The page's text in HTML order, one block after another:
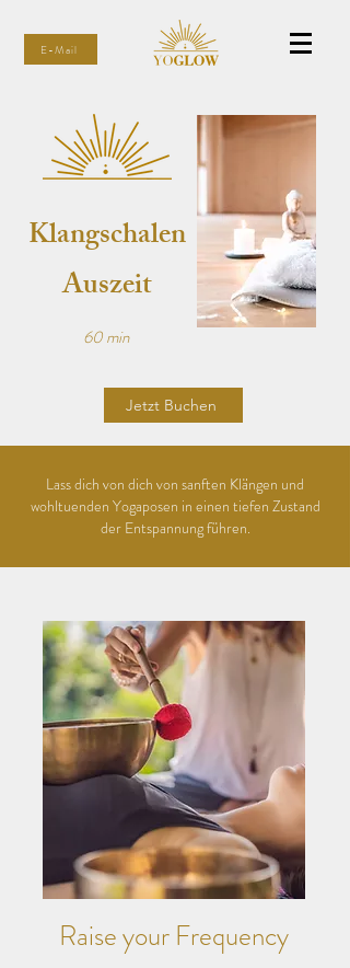
E-Mail
Klangschalen
Auszeit
60 min
Jetzt Buchen
Lass dich von dich von sanften Klängen und
wohltuenden Yogaposen in einen tiefen Zustand
der Entspannung führen.
Raise yourFrequency